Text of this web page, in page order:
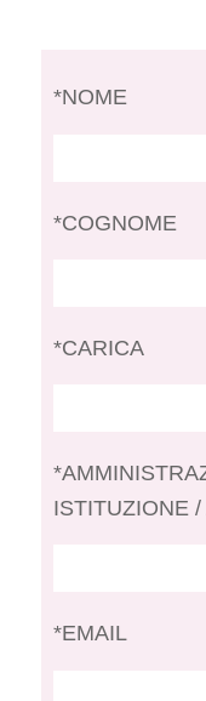
*NOME
*COGNOME
*CARICA
ISTITUZIONE
*EMAIL